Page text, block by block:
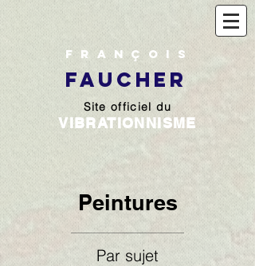
François
FAUCHER
Site officiel du
VIBRATIONNISME
Peintures
Par sujet